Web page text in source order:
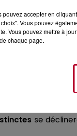
se
pouvez accepter en
Vous pouvez
Vous pouvez mettre à
chaque page.